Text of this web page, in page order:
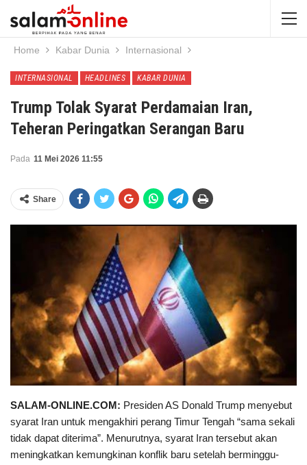
Home Kabar Dunia Internasional
INTERNASIONAL HEADLINES KABAR DUNIA
Trump Tolak Syarat Perdamaian Iran,
Teheran Peringatkan Serangan Baru
Pada 11 Mei 2026 11:55
Share
SALAM-ONLINE.COM: Presiden AS Donald Trump menyebut
syarat Iran untuk mengakhiri perang Timur Tengah “sama sekali
tidak dapat diterima”. Menurutnya, syarat Iran tersebut akan
meningkatkan kemungkinan konflik baru setelah berminggu-